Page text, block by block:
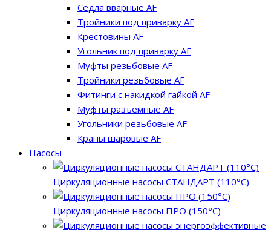
Седла вварные AF
Тройники под приварку AF
Крестовины AF
Угольник под приварку AF
Муфты резьбовые AF
Тройники резьбовые AF
Фитинги с накидкой гайкой AF
Муфты разъемные AF
Угольники резьбовые AF
Краны шаровые AF
Насосы
Циркуляционные насосы СТАНДАРТ (110°C)
Циркуляционные насосы ПРО (150°C)